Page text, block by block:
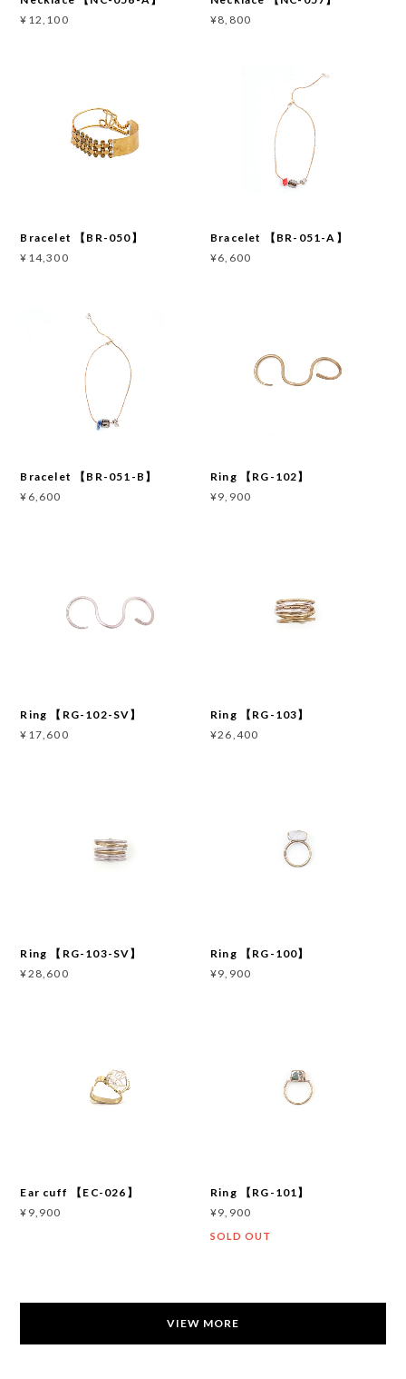
¥12,100
¥8,800
Bracelet 【BR-050】
¥14,300
Bracelet 【BR-051-A】
¥6,600
Bracelet 【BR-051-B】
¥6,600
Ring 【RG-102】
¥9,900
Ring 【RG-102-SV】
¥17,600
Ring 【RG-103】
¥26,400
Ring 【RG-103-SV】
¥28,600
Ring 【RG-100】
¥9,900
Ear cuff 【EC-026】
¥9,900
Ring 【RG-101】
¥9,900
SOLD OUT
VIEW MORE